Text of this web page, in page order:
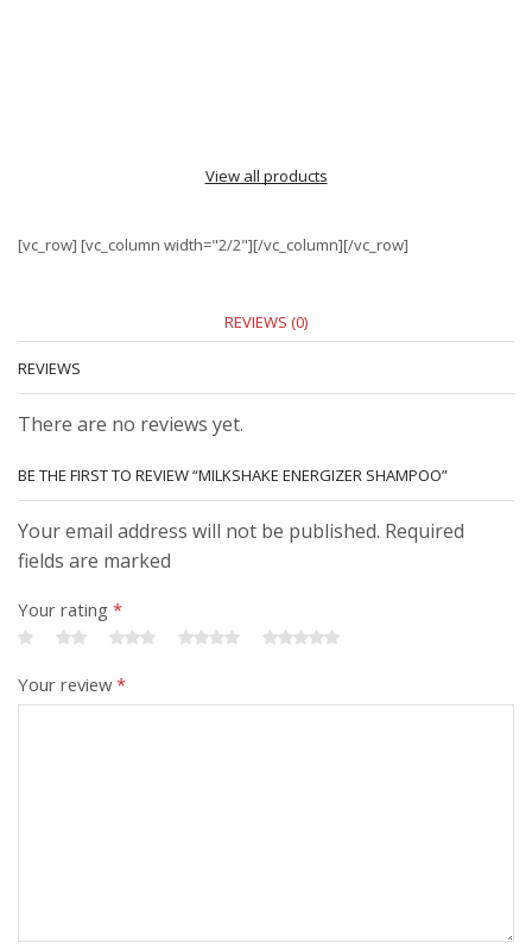
View all products
[vc_row] [vc_column width="2/2"][/vc_column][/vc_row]
REVIEWS (0)
REVIEWS
There are no reviews yet.
BE THE FIRST TO REVIEW “MILKSHAKE ENERGIZER SHAMPOO”
Your email address will not be published. Required
fields are marked
Your rating *
Your review*